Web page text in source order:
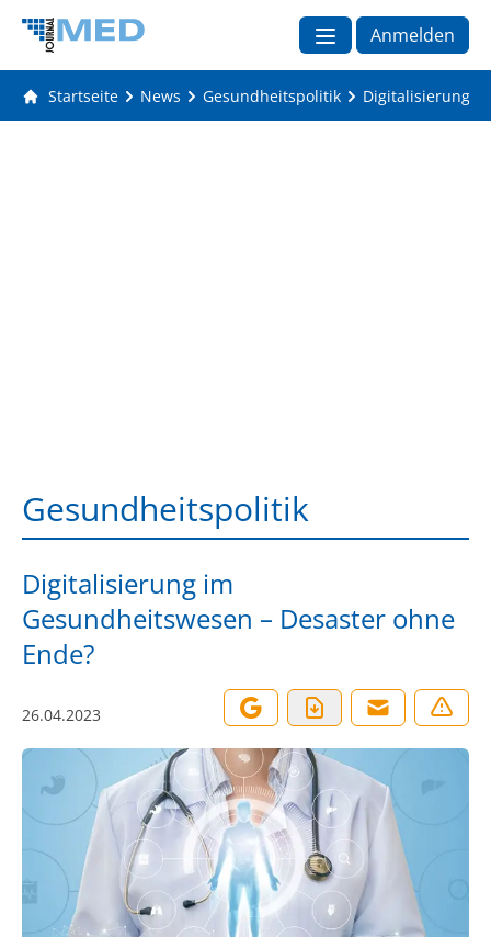
Anmelden
Startseite News Gesundheitspolitik Digitalisierung
Gesundheitspolitik
Digitalisierung im
Gesundheitswesen – Desaster ohne
Ende?
26.04.2023